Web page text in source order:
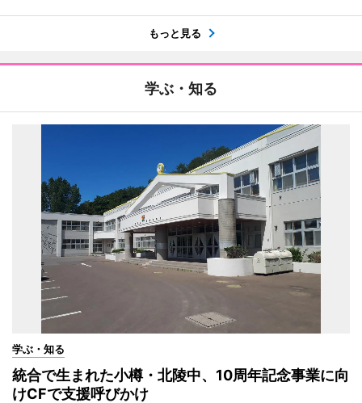
もっと見る
学ぶ・知る
学ぶ・知る
統合で生まれた小樽・北陵中、10周年記念事業に向
けCFで支援呼びかけ